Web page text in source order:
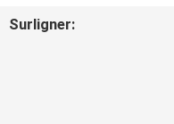
NOUVELLES
Surligner: